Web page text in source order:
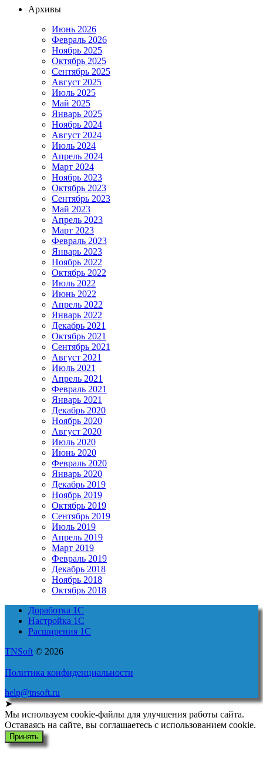
Архивы
Июнь 2026
Февраль 2026
Ноябрь 2025
Октябрь 2025
Сентябрь 2025
Август 2025
Июль 2025
Май 2025
Январь 2025
Ноябрь 2024
Август 2024
Июль 2024
Апрель 2024
Март 2024
Ноябрь 2023
Октябрь 2023
Сентябрь 2023
Май 2023
Апрель 2023
Март 2023
Февраль 2023
Январь 2023
Ноябрь 2022
Октябрь 2022
Июль 2022
Июнь 2022
Апрель 2022
Январь 2022
Декабрь 2021
Октябрь 2021
Сентябрь 2021
Август 2021
Июль 2021
Апрель 2021
Февраль 2021
Январь 2021
Декабрь 2020
Ноябрь 2020
Август 2020
Июль 2020
Июнь 2020
Февраль 2020
Январь 2020
Декабрь 2019
Ноябрь 2019
Октябрь 2019
Сентябрь 2019
Июль 2019
Апрель 2019
Март 2019
Февраль 2019
Декабрь 2018
Ноябрь 2018
Октябрь 2018
Доработка 1С
Настройка 1С
Расширения 1С
TNSoft © 2026
Политика конфиденциальности
help@tnsoft.ru
➤
Мы используем cookie-файлы для улучшения работы сайта.
Оставаясь на сайте, вы соглашаетесь с использованием cookie.
Принять